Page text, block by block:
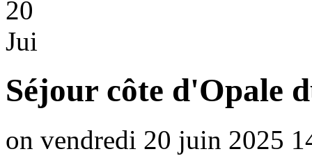
20
Jui
Séjour côte d'Opale
on vendredi 20 juin 2025